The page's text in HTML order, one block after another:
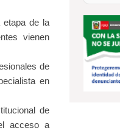
etapa de la
vienen
de
en
de
acceso a